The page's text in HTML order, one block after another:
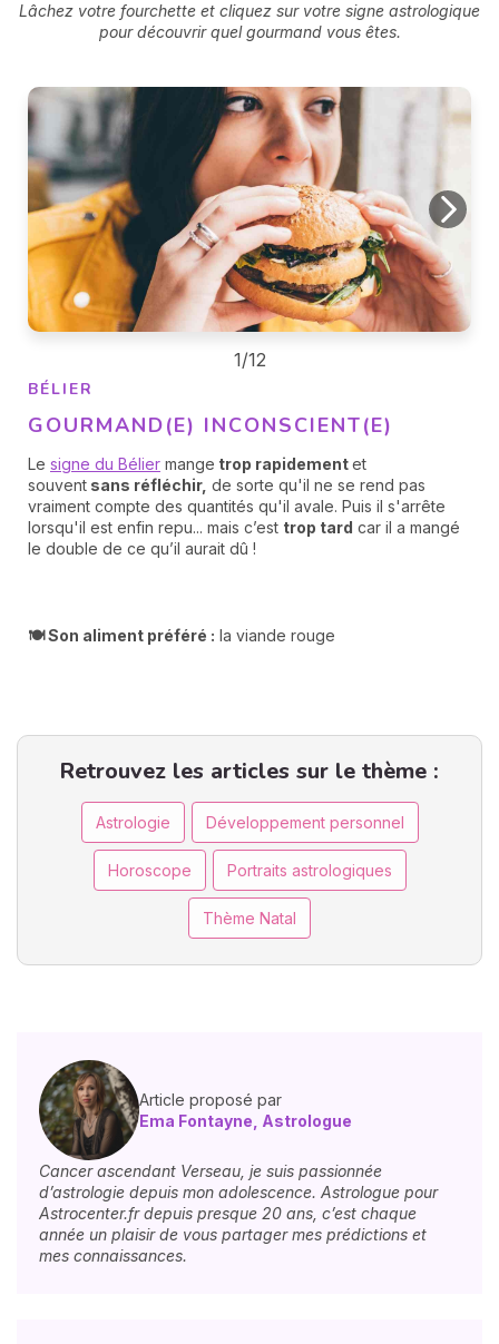
Lâchez votre fourchette et cliquez sur votre signe astrologique
pour découvrir quel gourmand vous êtes.
BÉLIER
GOURMAND(E) INCONSCIENT(E)
Le signe du Bélier mange trop rapidementet
souvent sans réfléchir, de sorte qu'il ne se rend pas
vraiment compte des quantités qu'il avale. Puis il s'arrête
lorsqu'il est enfin repu... mais c’est trop tard car il a mangé
le double de ce qu’il aurait dû !
🍽️ Son aliment préféré : la viande rouge
1/12
Retrouvez les articles sur le thème :
Astrologie Développement personnel
Horoscope Portraits astrologiques
Thème Natal
Article proposé par
Ema Fontayne, Astrologue
Cancer ascendant Verseau, je suis passionnée
d’astrologie depuis mon adolescence. Astrologue pour
Astrocenter.fr depuis presque 20 ans, c’est chaque
année un plaisir de vous partager mes prédictions et
mes connaissances.